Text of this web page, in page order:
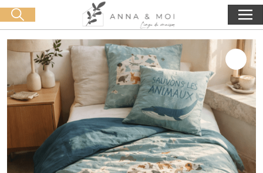
Kostenlose Lieferung ab 60€ Einkauf 0,00€
Suche starten